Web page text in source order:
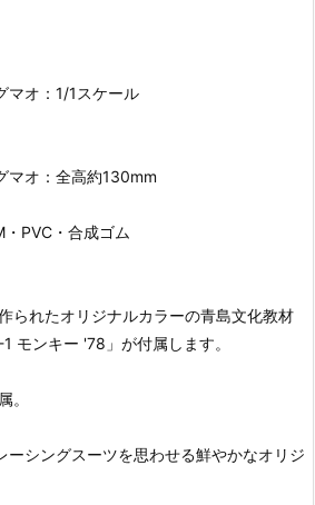
オ：1/1スケール
オ：全高約130mm
・PVC・合成ゴム
られたオリジナルカラーの青島文化教材
モンキー '78」が付属します。
。
ーシングスーツを思わせる鮮やかなオリジ